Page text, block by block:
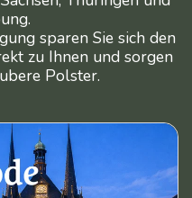
sparen Sie sich den
zu Ihnen und sorgen
Polster.